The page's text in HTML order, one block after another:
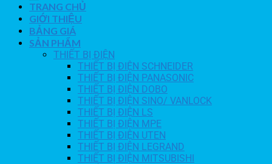
TRANG CHỦ
GIỚI THIỆU
BẢNG GIÁ
SẢN PHẨM
THIẾT BỊ ĐIỆN
THIẾT BỊ ĐIỆN SCHNEIDER
THIẾT BỊ ĐIỆN PANASONIC
THIẾT BỊ ĐIỆN DOBO
THIẾT BỊ ĐIỆN SINO/ VANLOCK
THIẾT BỊ ĐIỆN LS
THIẾT BỊ ĐIỆN MPE
THIẾT BỊ ĐIỆN UTEN
THIẾT BỊ ĐIỆN LEGRAND
THIẾT BỊ ĐIỆN MITSUBISHI